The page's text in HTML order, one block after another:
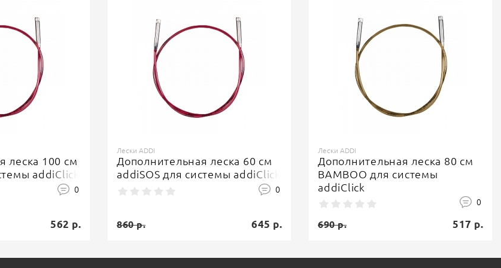
леска 100 см
addiClick
0
562 р.
Лески ADDI
Дополнительная леска 60 см
addiSOS для системы addiClick
0
860 р. 645 р.
Лески ADDI
Дополнительная леска 80 см
BAMBOO для системы
addiClick
0
690 р. 517 р.